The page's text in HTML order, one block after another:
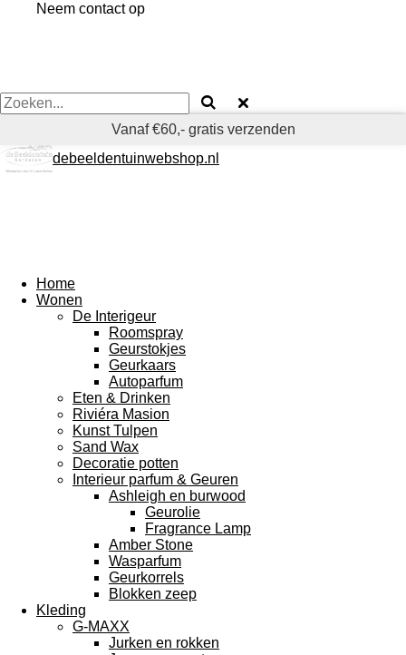
Neem contact op
Vanaf €60,- gratis verzenden
debeeldentuinwebshop.nl
Home
Wonen
De Interigeur
Roomspray
Geurstokjes
Geurkaars
Autoparfum
Eten & Drinken
Riviéra Masion
Kunst Tulpen
Sand Wax
Decoratie potten
Interieur parfum & Geuren
Ashleigh en burwood
Geurolie
Fragrance Lamp
Amber Stone
Wasparfum
Geurkorrels
Blokken zeep
Kleding
G-MAXX
Jurken en rokken